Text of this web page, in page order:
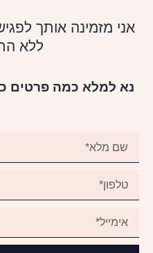
אני מזמינה אותך
ללא
נא למלא כמה פרטים